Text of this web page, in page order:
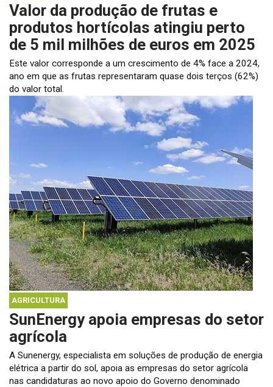
Valor da produção de frutas e
produtos hortícolas atingiu perto
de 5 mil milhões de euros em 2025
Este valor corresponde a um crescimento de 4% face a 2024,
ano em que as frutas representaram quase dois terços (62%)
do valor total.
AGRICULTURA
SunEnergy apoia empresas do setor
agrícola
A Sunenergy, especialista em soluções de produção de energia
elétrica a partir do sol, apoia as empresas do setor agrícola
nas candidaturas ao novo apoio do Governo denominado